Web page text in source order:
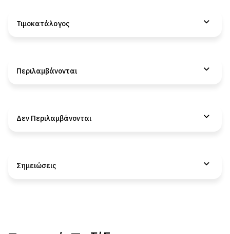
Τιμοκατάλογος
Περιλαμβάνονται
Δεν Περιλαμβάνονται
Σημειώσεις